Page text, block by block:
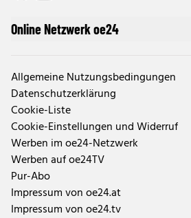
Online Netzwerk oe24
Allgemeine Nutzungsbedingungen
Datenschutzerklärung
Cookie-Liste
Cookie-Einstellungen und Widerruf
Werben im oe24-Netzwerk
Werben auf oe24TV
Pur-Abo
Impressum von oe24.at
Impressum von oe24.tv